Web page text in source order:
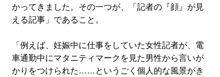
かってきました。その一つが、「記者の『顔』が見
える記事」であること。
「例えば、妊娠中に仕事をしていた女性記者が、電
車通勤中にマタニティマークを見た男性から言いが
かりをつけられた……というごく個人的な風景がき